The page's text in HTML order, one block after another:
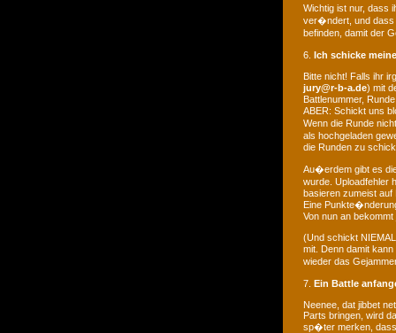
Wichtig ist nur, dass
ver�ndert, und dass
befinden, damit der
6. Ich schicke
Bitte nicht! Falls ihr
jury@r-b-a.de) mit
Battlenummer,
ABER: Schickt uns
Wenn die Runde
als hochgeladen
die Runden zu
Au�erdem gibt es
wurde. Uploadfehler
basieren zumeist auf
Eine
Von nun an
(Und schickt
mit. Denn damit
wieder das
7. Ein Battle
Neenee, dat jibbet
Parts bringen, wird
sp�ter merken, dass